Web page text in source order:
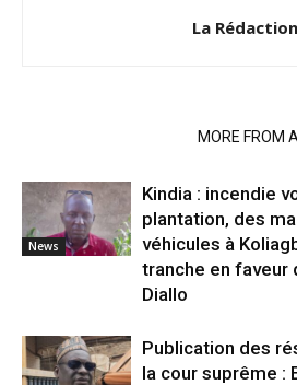
La Rédaction
MORE FROM
News
Kindia : incendie
plantation, des
véhicules à
tranche en faveur
Diallo
Publication des
la cour suprême :